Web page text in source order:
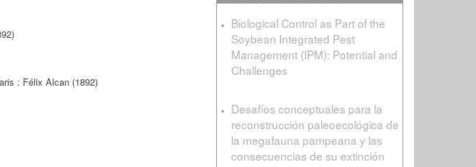
: Félix Alcan (1892)
Biological Control as Part of the
Soybean Integrated Pest
Management (IPM): Potential and
Challenges
Desafíos conceptuales para la
reconstrucción paleoecológica de
la megafauna pampeana y las
consecuencias de su extinción